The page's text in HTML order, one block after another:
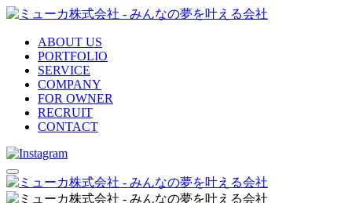
ABOUT US
PORTFOLIO
SERVICE
COMPANY
FOR OWNER
RECRUIT
CONTACT